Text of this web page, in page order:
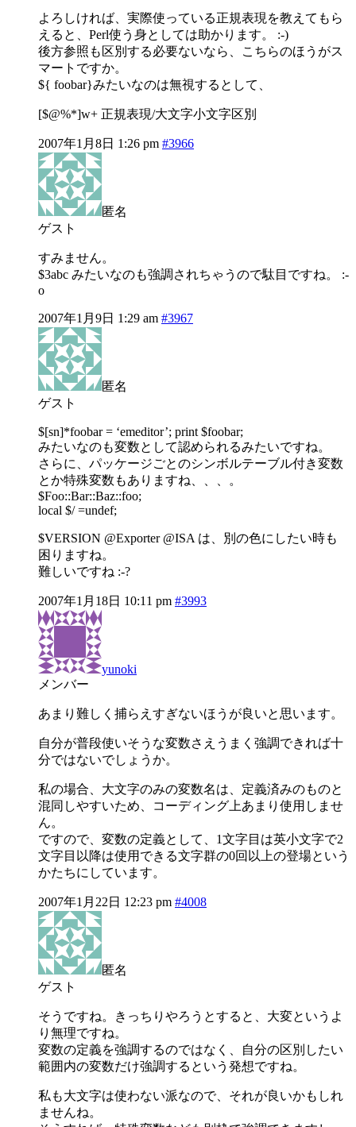
よろしければ、実際使っている正規表現を教えてもら
えると、Perl使う身としては助かります。 :-)
後方参照も区別する必要ないなら、こちらのほうがス
マートですか。
${ foobar}みたいなのは無視するとして、
[$@%*]w+ 正規表現/大文字小文字区別
2007年1月8日 1:26 pm #3966
匿名
ゲスト
すみません。
$3abc みたいなのも強調されちゃうので駄目ですね。 :-
o
2007年1月9日 1:29 am #3967
匿名
ゲスト
$[sn]*foobar = ‘emeditor’; print $foobar;
みたいなのも変数として認められるみたいですね。
さらに、パッケージごとのシンボルテーブル付き変数
とか特殊変数もありますね、、、。
$Foo::Bar::Baz::foo;
local $/ =undef;
$VERSION @Exporter @ISA は、別の色にしたい時も
困りますね。
難しいですね :-?
2007年1月18日 10:11 pm #3993
yunoki
メンバー
あまり難しく捕らえすぎないほうが良いと思います。
自分が普段使いそうな変数さえうまく強調できれば十
分ではないでしょうか。
私の場合、大文字のみの変数名は、定義済みのものと
混同しやすいため、コーディング上あまり使用しませ
ん。
ですので、変数の定義として、1文字目は英小文字で2
文字目以降は使用できる文字群の0回以上の登場という
かたちにしています。
2007年1月22日 12:23 pm #4008
匿名
ゲスト
そうですね。きっちりやろうとすると、大変というよ
り無理ですね。
変数の定義を強調するのではなく、自分の区別したい
範囲内の変数だけ強調するという発想ですね。
私も大文字は使わない派なので、それが良いかもしれ
ませんね。